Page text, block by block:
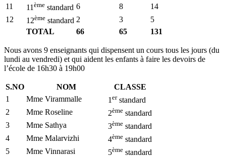
11
11 ème standard 6 8
14
12
12ème standard 2 3
5
TOTAL
66 65 131
Nous avons 9 enseignants qui dispensent un cours tous les jours (du
lundi au vendredi) et qui aident les enfants à faire les devoirs de
l’école de 16h30 à 19h00
S.NO NOM
CLASSE
1
Mme Virammalle 1 erstandard
2
Mme Roseline 2ème standard
3
Mme Sathya 3ème standard
4
Mme Malarvizhi 4ème standard
5
Mme Vinnarasi 5ème standard